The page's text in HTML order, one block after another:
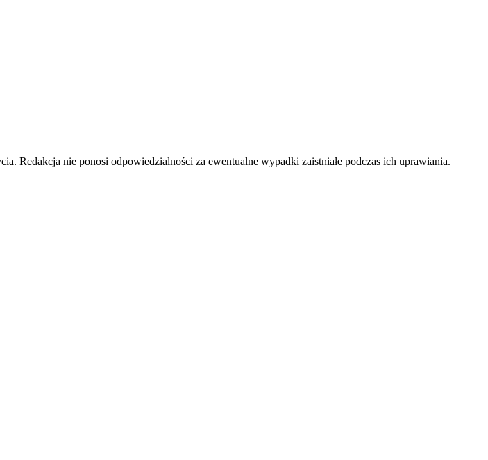
Redakcja nie ponosi odpowiedzialności za ewentualne wypadki zaistniałe podczas ich uprawiania.